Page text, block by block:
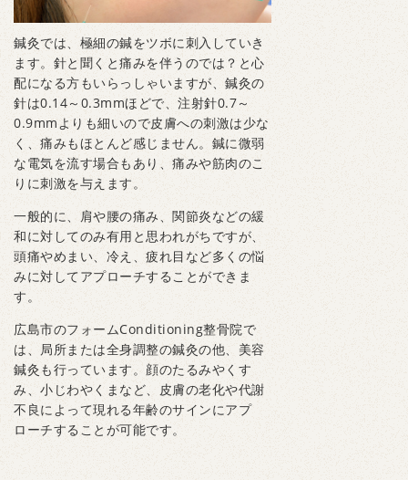
鍼灸では、極細の鍼をツボに刺入していき
ます。針と聞くと痛みを伴うのでは？と心
配になる方もいらっしゃいますが、鍼灸の
針は0.14～0.3mmほどで、注射針0.7～
0.9mmよりも細いので皮膚への刺激は少な
く、痛みもほとんど感じません。鍼に微弱
な電気を流す場合もあり、痛みや筋肉のこ
りに刺激を与えます。
一般的に、肩や腰の痛み、関節炎などの緩
和に対してのみ有用と思われがちですが、
頭痛やめまい、冷え、疲れ目など多くの悩
みに対してアプローチすることができま
す。
広島市のフォームConditioning整骨院で
は、局所または全身調整の鍼灸の他、美容
鍼灸も行っています。顔のたるみやくす
み、小じわやくまなど、皮膚の老化や代謝
不良によって現れる年齢のサインにアプ
ローチすることが可能です。